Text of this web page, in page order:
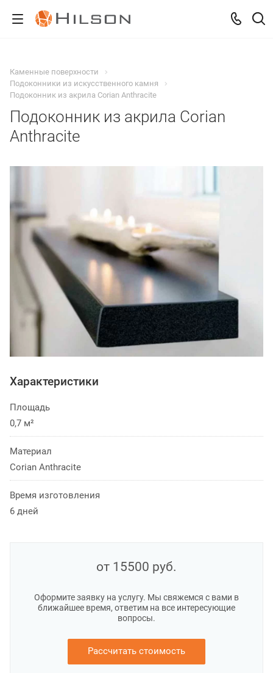
Каменные поверхности
Подоконники из искусственного камня
Подоконник из акрила Corian Anthracite
Подоконник из акрила Corian
Anthracite
Характеристики
Площадь
0,7 м²
Материал
Corian Anthracite
Время изготовления
6 дней
от 15500 руб.
Оформите заявку на услугу. Мы свяжемся с вами в
ближайшее время, ответим на все интересующие
вопросы.
Рассчитать стоимость